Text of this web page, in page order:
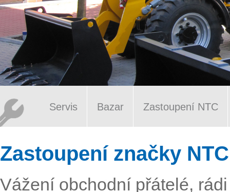
Servis Bazar Zastoupení NTC
Zastoupení značky
Vážení obchodní přátelé,